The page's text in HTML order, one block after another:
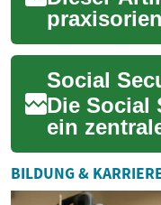
Einstieg
Die Social
ein
US-
für
BILDUNG &